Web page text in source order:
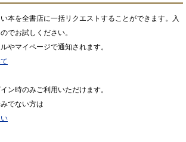
本を全書店に一括リクエストすることができます。入
でお試しください。
やマイページで通知されます。
ン時のみご利用いただけます。
でない方は